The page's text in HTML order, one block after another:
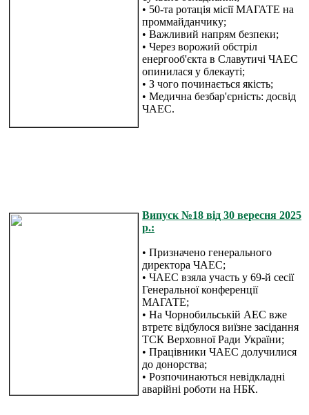
• 50-та ротація місії МАГАТЕ на
проммайданчику;
• Важливий напрям безпеки;
• Через ворожий обстріл
енергооб'єкта в Славутичі ЧАЕС
опинилася у блекауті;
• З чого починається якість;
• Медична безбар'єрність: досвід
ЧАЕС.
Випуск №18 від 30 вересня 2025
р.:
• Призначено генерального
директора ЧАЕС;
• ЧАЕС взяла участь у 69-й сесії
Генеральної конференції
МАГАТЕ;
• На Чорнобильській АЕС вже
втретє відбулося виїзне засідання
ТСК Верховної Ради України;
• Працівники ЧАЕС долучилися
до донорства;
• Розпочинаються невідкладні
аварійні роботи на НБК.